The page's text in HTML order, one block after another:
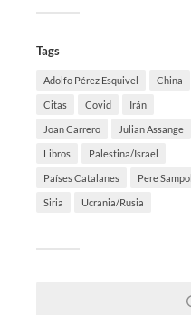
Tags
Adolfo Pérez Esquivel China
Citas Covid Irán
Joan Carrero Julian Assange
Libros Palestina/Israel
Países Catalanes Pere Sampol
Siria Ucrania/Rusia